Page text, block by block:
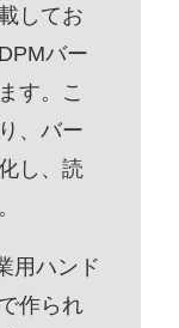
してお
バー
す。こ
、バー
し、読
用ハンド
作られ